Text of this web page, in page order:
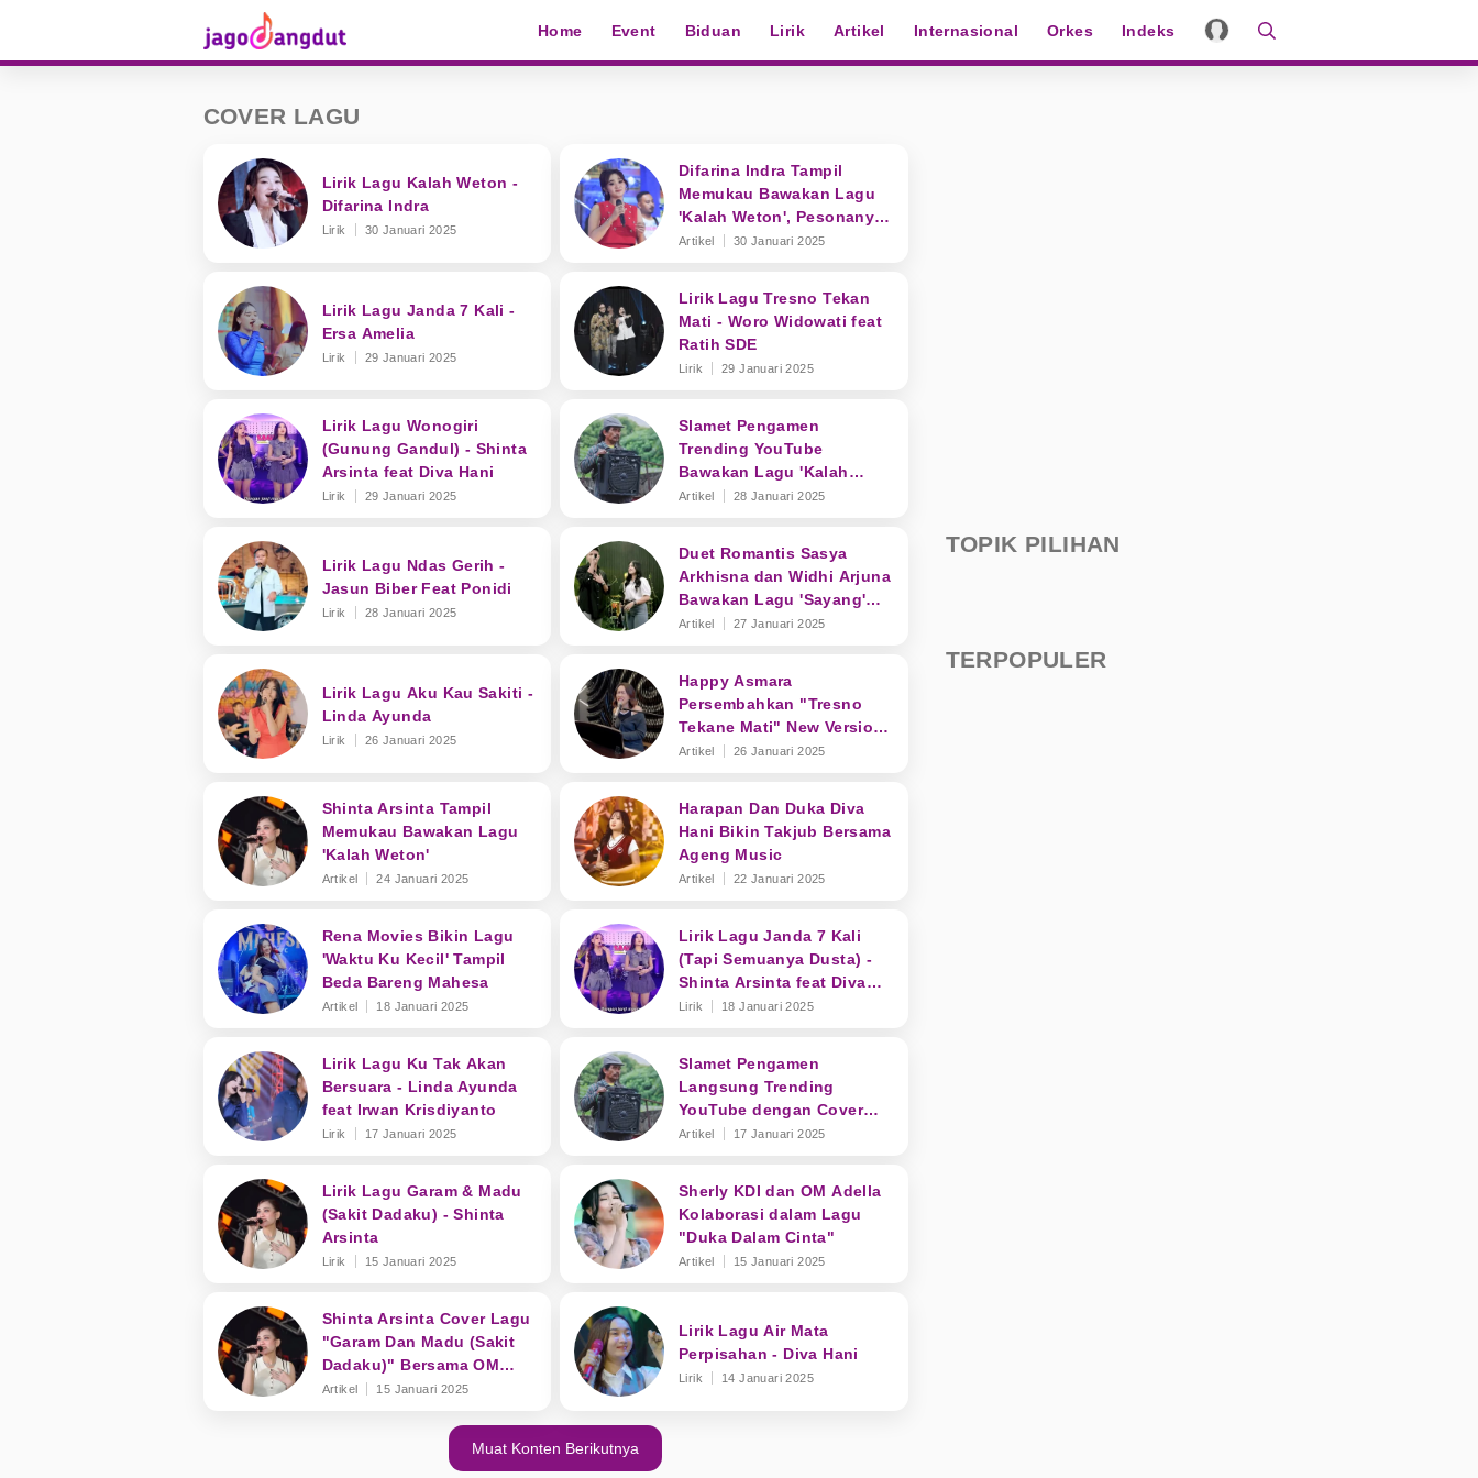
Home Event Biduan Lirik Artikel Internasional Orkes Indeks
COVER LAGU
Lirik Lagu Kalah Weton -
Difarina Indra
Lirik 30 Januari 2025
Difarina Indra Tampil
Memukau Bawakan Lagu
'Kalah Weton', Pesonanya
Bikin Salfok
Artikel 30 Januari 2025
Lirik Lagu Janda 7 Kali -
Ersa Amelia
Lirik 29 Januari 2025
Lirik Lagu Tresno Tekan
Mati - Woro Widowati feat
Ratih SDE
Lirik 29 Januari 2025
Lirik Lagu Wonogiri
(Gunung Gandul) - Shinta
Arsinta feat Diva Hani
Lirik 29 Januari 2025
Slamet Pengamen
Trending YouTube
Bawakan Lagu 'Kalah
Weton'
Artikel 28 Januari 2025
Lirik Lagu Ndas Gerih -
Jasun Biber Feat Ponidi
Lirik 28 Januari 2025
Duet Romantis Sasya
Arkhisna dan Widhi Arjuna
Bawakan Lagu 'Sayang'
Bikin Baper
Artikel 27 Januari 2025
Lirik Lagu Aku Kau Sakiti -
Linda Ayunda
Lirik 26 Januari 2025
Happy Asmara
Persembahkan "Tresno
Tekane Mati" New Version
Lewat Karakter Vokal yang
Artikel 26 Januari 2025
Shinta Arsinta Tampil
Memukau Bawakan Lagu
'Kalah Weton'
Artikel 24 Januari 2025
Harapan Dan Duka Diva
Hani Bikin Takjub Bersama
Ageng Music
Artikel 22 Januari 2025
Rena Movies Bikin Lagu
'Waktu Ku Kecil' Tampil
Beda Bareng Mahesa
Artikel 18 Januari 2025
Lirik Lagu Janda 7 Kali
(Tapi Semuanya Dusta) -
Shinta Arsinta feat Diva
Hani
Lirik 18 Januari 2025
Lirik Lagu Ku Tak Akan
Bersuara - Linda Ayunda
feat Irwan Krisdiyanto
Lirik 17 Januari 2025
Slamet Pengamen
Langsung Trending
YouTube dengan Cover
Lagu "Langgeng Dayaning
Artikel 17 Januari 2025
Lirik Lagu Garam & Madu
(Sakit Dadaku) - Shinta
Arsinta
Lirik 15 Januari 2025
Sherly KDI dan OM Adella
Kolaborasi dalam Lagu
"Duka Dalam Cinta"
Artikel 15 Januari 2025
Shinta Arsinta Cover Lagu
"Garam Dan Madu (Sakit
Dadaku)" Bersama OM
Nirwana
Artikel 15 Januari 2025
Lirik Lagu Air Mata
Perpisahan - Diva Hani
Lirik 14 Januari 2025
Muat Konten Berikutnya
TOPIK PILIHAN
TERPOPULER